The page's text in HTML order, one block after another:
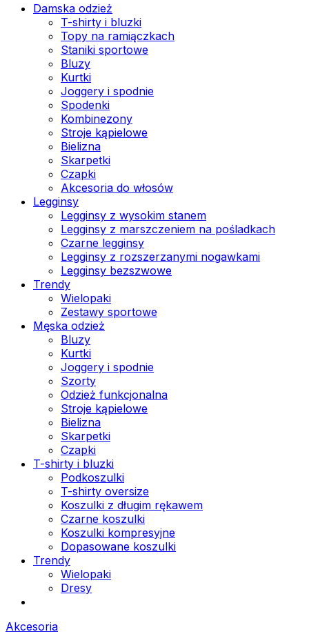
Damska odzież
T-shirty i bluzki
Topy na ramiączkach
Staniki sportowe
Bluzy
Kurtki
Joggery i spodnie
Spodenki
Kombinezony
Stroje kąpielowe
Bielizna
Skarpetki
Czapki
Akcesoria do włosów
Legginsy
Legginsy z wysokim stanem
Legginsy z marszczeniem na pośladkach
Czarne legginsy
Legginsy z rozszerzanymi nogawkami
Legginsy bezszwowe
Trendy
Wielopaki
Zestawy sportowe
Męska odzież
Bluzy
Kurtki
Joggery i spodnie
Szorty
Odzież funkcjonalna
Stroje kąpielowe
Bielizna
Skarpetki
Czapki
T-shirty i bluzki
Podkoszulki
T-shirty oversize
Koszulki z długim rękawem
Czarne koszulki
Koszulki kompresyjne
Dopasowane koszulki
Trendy
Wielopaki
Dresy
Akcesoria